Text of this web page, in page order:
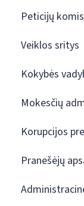
Peticijų
Veiklos sritys
Kokybės
Mokesčių
Korupcijos
Pranešėjų